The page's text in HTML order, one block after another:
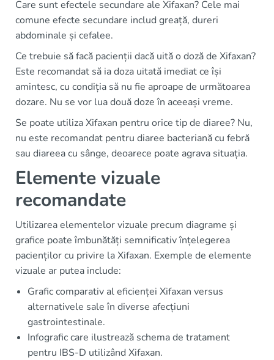
Care sunt efectele secundare ale Xifaxan? Cele mai
comune efecte secundare includ greață, dureri
abdominale și cefalee.
Ce trebuie să facă pacienții dacă uită o doză de Xifaxan?
Este recomandat să ia doza uitată imediat ce își
amintesc, cu condiția să nu fie aproape de următoarea
dozare. Nu se vor lua două doze în aceeași vreme.
Se poate utiliza Xifaxan pentru orice tip de diaree? Nu,
nu este recomandat pentru diaree bacteriană cu febră
sau diareea cu sânge, deoarece poate agrava situația.
Elemente vizuale
recomandate
Utilizarea elementelor vizuale precum diagrame și
grafice poate îmbunătăți semnificativ înțelegerea
pacienților cu privire la Xifaxan. Exemple de elemente
vizuale ar putea include:
Grafic comparativ al eficienței Xifaxan versus
alternativele sale în diverse afecțiuni
gastrointestinale.
Infografic care ilustrează schema de tratament
pentru IBS-D utilizând Xifaxan.